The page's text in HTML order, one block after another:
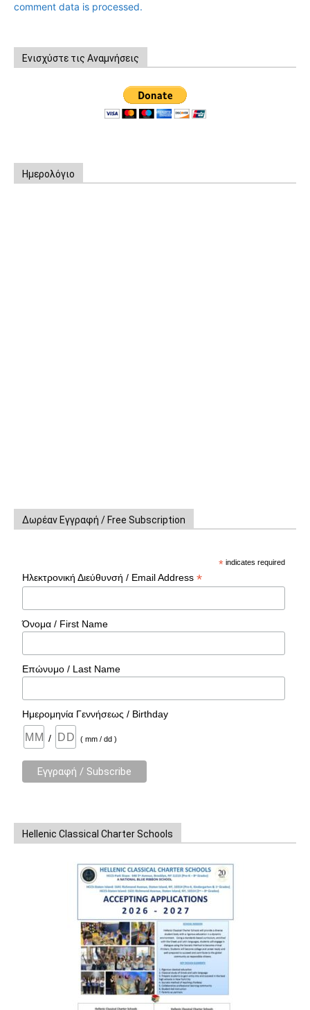
comment data is processed.
Ενισχύστε τις Αναμνήσεις
Ημερολόγιο
Δωρέαν Εγγραφή / Free Subscription
* indicates required
Ηλεκτρονική Διεύθυνσή / Email Address*
Όνομα / First Name
Επώνυμο / Last Name
Ημερομηνία Γεννήσεως / Birthday
/ ( mm / dd )
Hellenic Classical Charter Schools